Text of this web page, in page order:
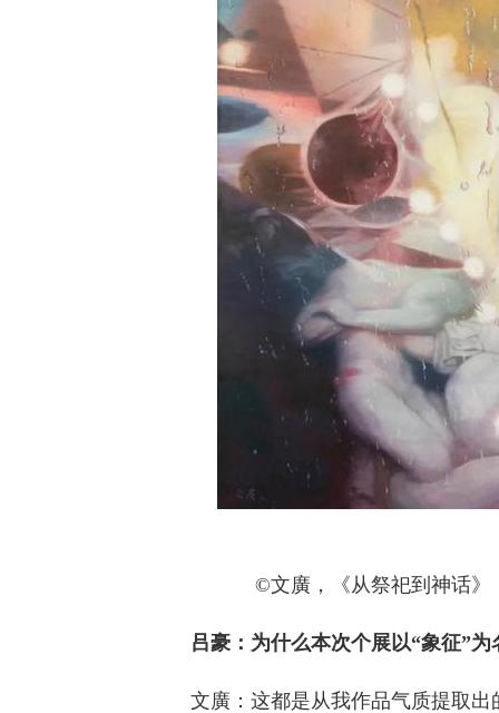
©文廣，《从祭祀到神话》，
吕豪：为什么本次个展以“象征”为
文廣：这都是从我作品气质提取出